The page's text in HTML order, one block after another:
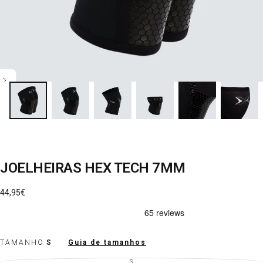
JOELHEIRAS HEX TECH 7MM
Preço
44,95€
TAMANHO S Guia de tamanhos
S